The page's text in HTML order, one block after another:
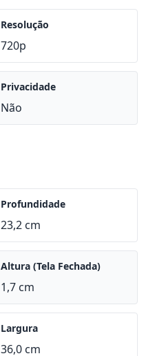
Resolução
720p
Privacidade
Não
Profundidade
23,2 cm
Altura (Tela Fechada)
1,7 cm
Largura
36,0 cm